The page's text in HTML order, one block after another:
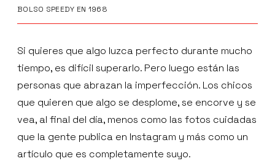
BOLSO SPEEDY EN 1968
Si quieres que algo luzca perfecto durante mucho
tiempo, es difícil superarlo. Pero luego están las
personas que abrazan la imperfección. Los chicos
que quieren que algo se desplome, se encorve y se
vea, al final del día, menos como las fotos cuidadas
que la gente publica en Instagram y más como un
artículo que es completamente suyo.